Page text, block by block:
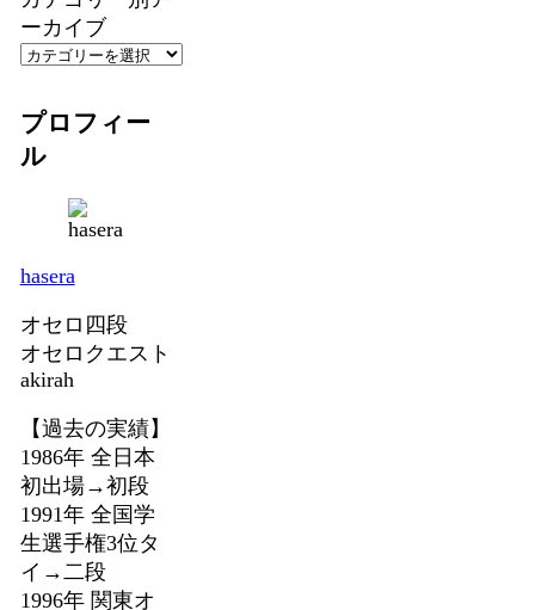
ーカイブ
プロフィー
ル
hasera
オセロ四段
オセロクエスト
akirah
【過去の実績】
1986年 全日本
初出場→初段
1991年 全国学
生選手権3位タ
イ→二段
1996年 関東オ